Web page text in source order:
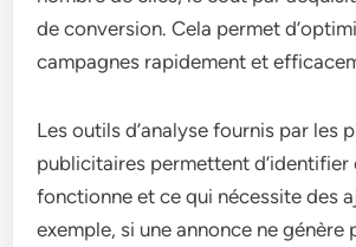
de conversion. Cela permet
campagnes rapidement et
Les outils d’analyse fournis par les
publicitaires permettent d’identifier
fonctionne et ce qui nécessite des
exemple, si une annonce ne génère